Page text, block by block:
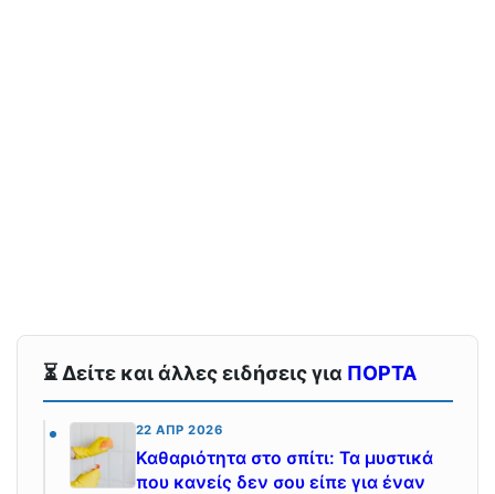
⏳ Δείτε και άλλες ειδήσεις για ΠΟΡΤΑ
22 ΑΠΡ 2026
Καθαριότητα στο σπίτι: Τα μυστικά
που κανείς δεν σου είπε για έναν